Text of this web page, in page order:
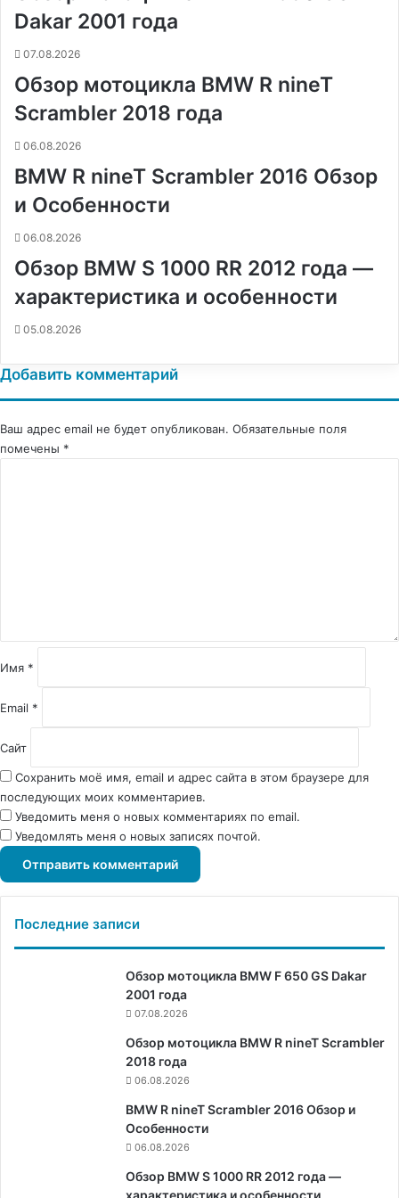
t е
с
с
и
к
и
r r
Dakar 2001 года
07.08.2026
Обзор мотоцикла BMW R nineT
Scrambler 2018 года
06.08.2026
BMW R nineT Scrambler 2016 Обзор
и Особенности
06.08.2026
Обзор BMW S 1000 RR 2012 года —
характеристика и особенности
05.08.2026
Добавить комментарий
Ваш адрес email не будет опубликован. Обязательные поля
помечены *
и
й
Имя *
Email *
Сайт
Сохранить моё имя, email и адрес сайта в этом браузере для
последующих моих комментариев.
Уведомить меня о новых комментариях по email.
Уведомлять меня о новых записях почтой.
Последние записи
Обзор мотоцикла BMW F 650 GS Dakar
2001 года
07.08.2026
Обзор мотоцикла BMW R nineT Scrambler
2018 года
06.08.2026
BMW R nineT Scrambler 2016 Обзор и
Особенности
06.08.2026
Обзор BMW S 1000 RR 2012 года —